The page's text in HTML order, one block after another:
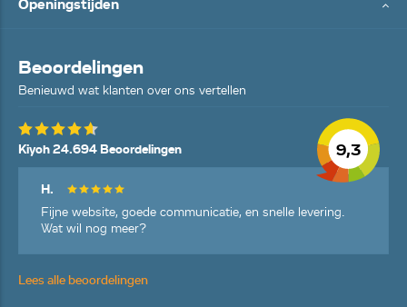
Openingstijden
Beoordelingen
Benieuwd wat klanten over ons vertellen
9,3
Kiyoh 24.694 Beoordelingen
H.
Fijne website, goede communicatie, en snelle levering.
Wat wil nog meer?
Lees alle beoordelingen